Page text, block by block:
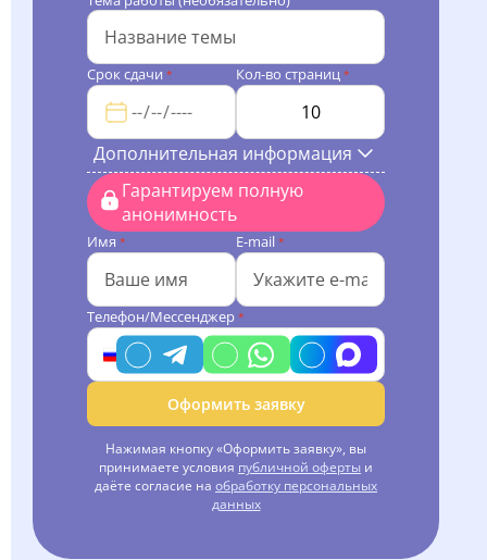
Срок сдачи * Кол-во страниц *
Дополнительная информация
Гарантируем полную
анонимность
Имя * E-mail *
Телефон/Мессенджер *
Оформить заявку
Нажимая кнопку «Оформить заявку», вы
принимаете условия публичной оферты и
даёте согласие на обработку персональных
данных